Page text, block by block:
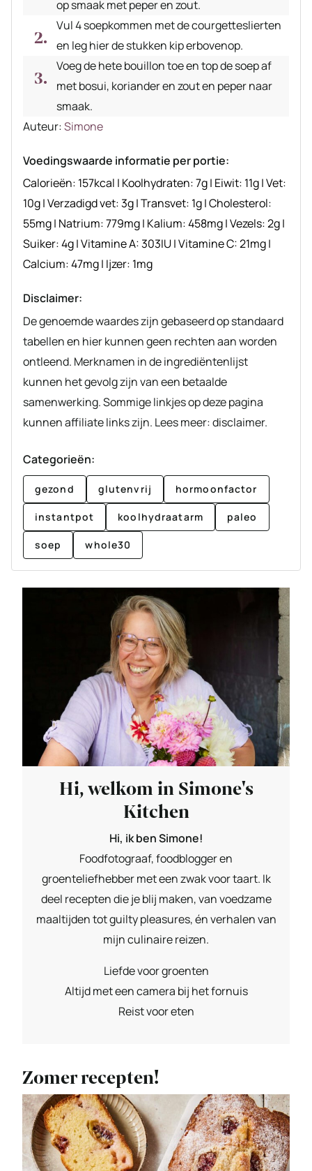
op smaak met peper en zout.
Vul 4 soepkommen met de courgetteslierten
en leg hier de stukken kip erbovenop.
Voeg de hete bouillon toe en top de soep af
met bosui, koriander en zout en peper naar
smaak.
Auteur
Auteur:Simone
Voedingswaarde informatie per portie:
Calorieën: 157kcal | Koolhydraten:7g| Eiwit: 11g|Vet:
10g|Verzadigd vet:3g|Transvet: 1g|Cholesterol:
55mg| Natrium:779mg| Kalium:458mg|Vezels:2g|
Suiker:4g|Vitamine A:303IU|Vitamine C:21mg|
Calcium:47mg| Ijzer: 1mg
Disclaimer:
De genoemde waardes zijn gebaseerd op standaard
tabellen en hier kunnen geen rechten aan worden
ontleend. Merknamen in de ingrediëntenlijst
kunnen het gevolg zijn van een betaalde
samenwerking. Sommige linkjes op deze pagina
kunnen affiliate links zijn. Lees meer: disclaimer.
Categorieën:
gezond glutenvrij hormoonfactor
instantpot koolhydraatarm paleo
soep whole30
Hi, welkom in Simone's
Kitchen
Hi, ik ben Simone!
Foodfotograaf, foodblogger en
groenteliefhebber met een zwak voor taart. Ik
deel recepten die je blij maken, van voedzame
maaltijden tot guilty pleasures, én verhalen van
mijn culinaire reizen.
Liefde voor groenten
Altijd met een camera bij het fornuis
Reist voor eten
Zomer recepten!